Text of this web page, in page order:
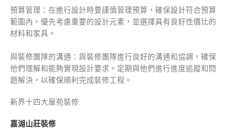
預算管理：在進行設計時要謹慎管理預算，確保設計符合預算
範圍內。優先考慮重要的設計元素，並選擇具有良好性價比的
材料和家具。
與裝修團隊的溝通：與裝修團隊進行良好的溝通和協調，確保
他們理解和能夠實現設計要求。定期與他們進行進度追蹤和問
題解決，以確保順利完成裝修工程。
新界十四大屋苑裝修:
嘉湖山莊裝修